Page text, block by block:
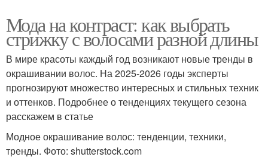
Мода на контраст: как выбрать
стрижку с волосами разной длины
В мире красоты каждый год возникают новые тренды в
окрашивании волос. На 2025-2026 годы эксперты
прогнозируют множество интересных и стильных техник
и оттенков. Подробнее о тенденциях текущего сезона
расскажем в статье
Модное окрашивание волос: тенденции, техники,
тренды. Фото: shutterstock.com